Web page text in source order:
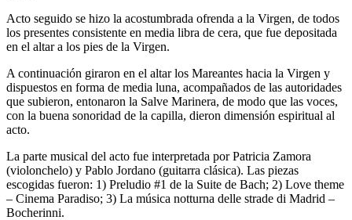
Acto seguido se hizo la acostumbrada ofrenda a la Virgen, de todos
los presentes consistente en media libra de cera, que fue depositada
en el altar a los pies de la Virgen.
A continuación giraron en el altar los Mareantes hacia la Virgen y
dispuestos en forma de media luna, acompañados de las autoridades
que subieron, entonaron la Salve Marinera, de modo que las voces,
con la buena sonoridad de la capilla, dieron dimensión espiritual al
acto.
La parte musical del acto fue interpretada por Patricia Zamora
(violonchelo) y Pablo Jordano (guitarra clásica). Las piezas
escogidas fueron: 1) Preludio #1 de la Suite de Bach; 2) Love theme
– Cinema Paradiso; 3) La música notturna delle strade di Madrid –
Bocherinni.